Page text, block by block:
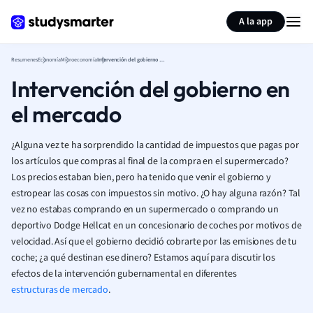
A la app
ResumenesEconomíaMicroeconomía Intervención del gobierno en el mercado
Intervención del gobierno en
el mercado
¿Alguna vez te ha sorprendido la cantidad de impuestos que pagas por
los artículos que compras al final de la compra en el supermercado?
Los precios estaban bien, pero ha tenido que venir el gobierno y
estropear las cosas con impuestos sin motivo. ¿O hay alguna razón? Tal
vez no estabas comprando en un supermercado o comprando un
deportivo Dodge Hellcat en un concesionario de coches por motivos de
velocidad. Así que el gobierno decidió cobrarte por las emisiones de tu
coche; ¿a qué destinan ese dinero? Estamos aquí para discutir los
efectos de la intervención gubernamental en diferentes
estructuras de mercado.
Resumir página